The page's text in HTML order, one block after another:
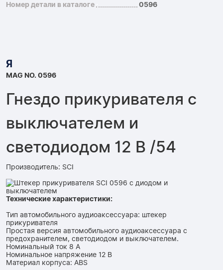
Номер детали в каталоге 0596
Я
MAG NO. 0596
Гнездо прикуривателя с
выключателем и
светодиодом 12 В /54
Производитель: SCI
Технические характеристики:
Тип автомобильного аудиоаксессуара: штекер
прикуривателя
Простая версия автомобильного аудиоаксессуара с
предохранителем, светодиодом и выключателем.
Номинальный ток 8 А
Номинальное напряжение 12 В
Материал корпуса: ABS